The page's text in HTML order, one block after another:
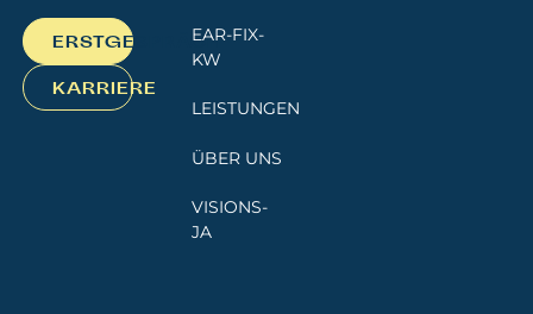
ERSTGESPRÄCH
KARRIERE
EAR-FIX-
KW
LEISTUNGEN
ÜBER UNS
VISIONS-
JA